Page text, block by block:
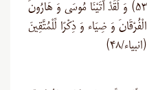
۵۳) وَ لَقَدْ آتَيْنَا مُوسَى وَ هَارُونَ
الْفُرْقَانَ وَ ضِيَاء وَ ذِكْرًا لِّلْمُتَّقِينَ
(انبياء/۴۸)